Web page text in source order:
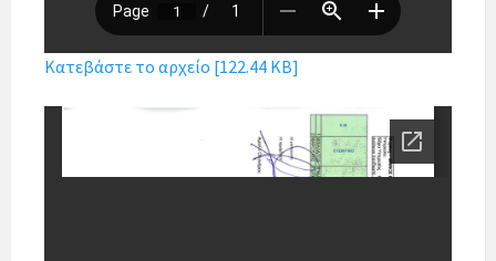
Κατεβάστε το αρχείο [122.44 KB]